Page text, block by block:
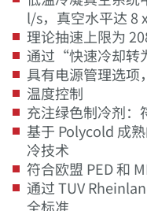
l/s，真空水平达 8
理论抽速上限为
通过“快速冷却转
具有电源管理选项
温度控制
充注绿色制冷剂：
基于 Polycold 成
冷技术
符合欧盟 PED 和
通过 TUV
全标准